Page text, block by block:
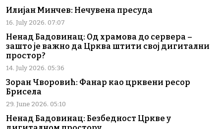
Илијан Минчев: Нечувена пресуда
16. July 2026. 07:07
Ненад Бадовинац: Од храмова до сервера –
зашто је важно да Црква штити свој дигитални
простор?
14. July 2026. 05:36
Зоран Чворовић: Фанар као црквени ресор
Брисела
29. June 2026. 05:10
Ненад Бадовинац: Безбедност Цркве у